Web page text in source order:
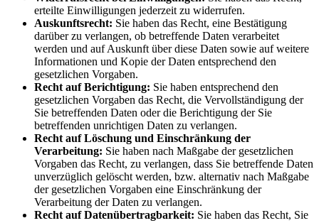
erteilte Einwilligungen jederzeit zu widerrufen.
Auskunftsrecht: Sie haben das Recht, eine Bestätigung
darüber zu verlangen, ob betreffende Daten verarbeitet
werden und auf Auskunft über diese Daten sowie auf weitere
Informationen und Kopie der Daten entsprechend den
gesetzlichen Vorgaben.
Recht auf Berichtigung: Sie haben entsprechend den
gesetzlichen Vorgaben das Recht, die Vervollständigung der
Sie betreffenden Daten oder die Berichtigung der Sie
betreffenden unrichtigen Daten zu verlangen.
Recht auf Löschung und Einschränkung der
Verarbeitung: Sie haben nach Maßgabe der gesetzlichen
Vorgaben das Recht, zu verlangen, dass Sie betreffende Daten
unverzüglich gelöscht werden, bzw. alternativ nach Maßgabe
der gesetzlichen Vorgaben eine Einschränkung der
Verarbeitung der Daten zu verlangen.
Recht auf Datenübertragbarkeit: Sie haben das Recht, Sie